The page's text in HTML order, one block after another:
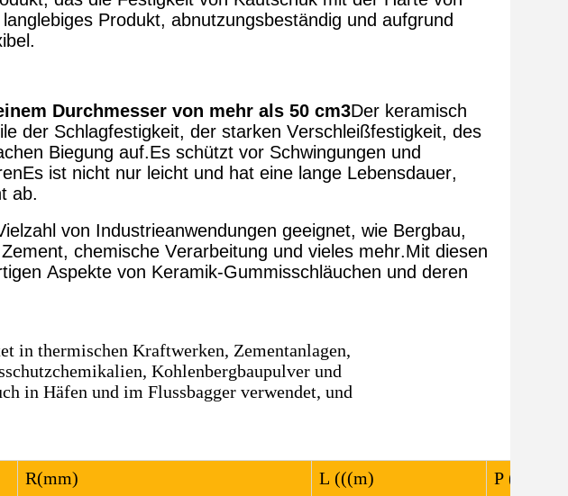
Produkt, abnutzungsbeständig und aufgrund
Durchmesser von mehr als 50 cm3Der keramisch
der Schlagfestigkeit, der starken Verschleißfestigkeit, des
Biegung auf.Es schützt vor Schwingungen und
ist nicht nur leicht und hat eine lange Lebensdauer,
ab.
von Industrieanwendungen geeignet, wie Bergbau,
chemische Verarbeitung und vieles mehr.Mit diesen
Aspekte von Keramik-Gummisschläuchen und deren
in thermischen Kraftwerken, Zementanlagen,
Kohlenbergbaupulver und
in Häfen und im Flussbagger verwendet, und
R(mm) L (((m)
P ((MPa)